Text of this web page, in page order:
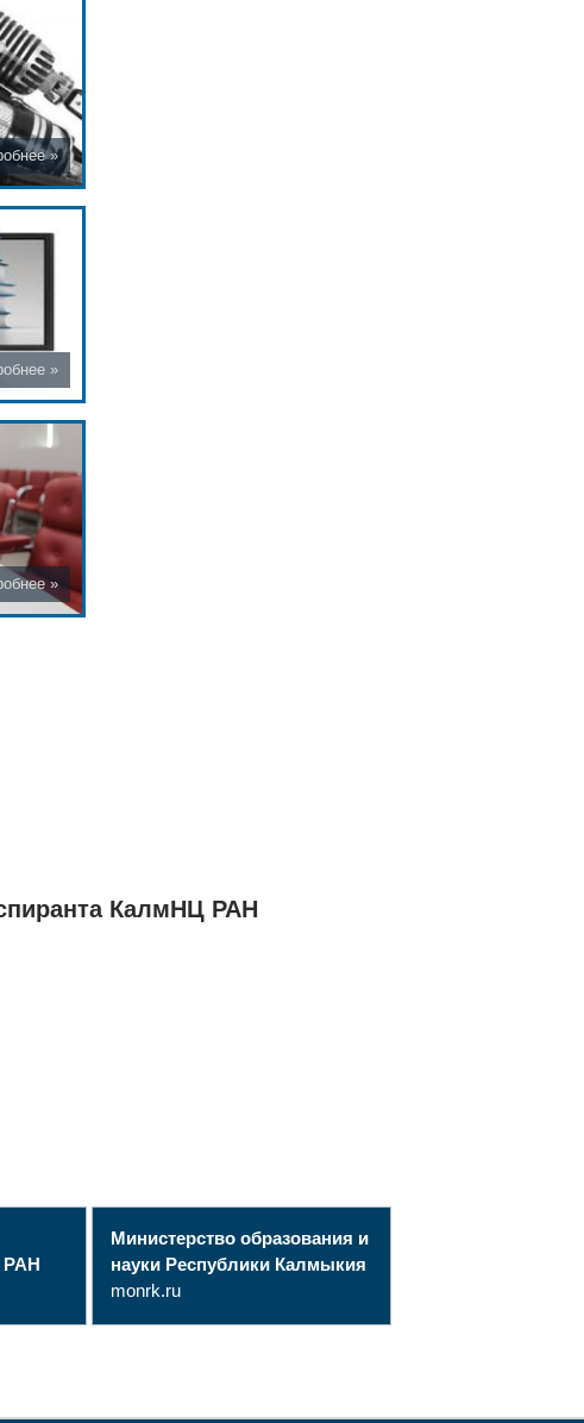
КалмНЦ РАН
РАН
Министерство образования и
науки Республики Калмыкия
monrk.ru